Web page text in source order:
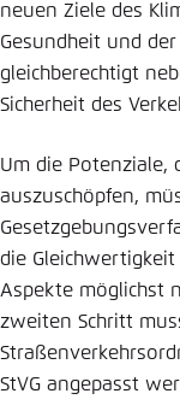
neuen Ziele des
Gesundheit und
gleichberechtigt
Sicherheit des
Um die Potenziale,
auszuschöpfen,
die
Aspekte möglichst
zweiten Schritt
StVG angepasst